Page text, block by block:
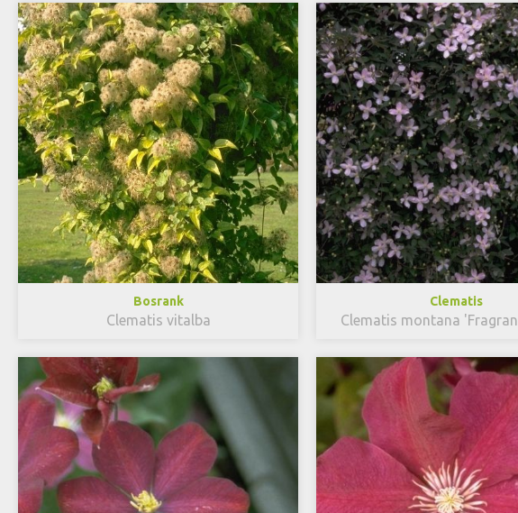
Bosrank
Clematis vitalba
Clematis
Clematis montana